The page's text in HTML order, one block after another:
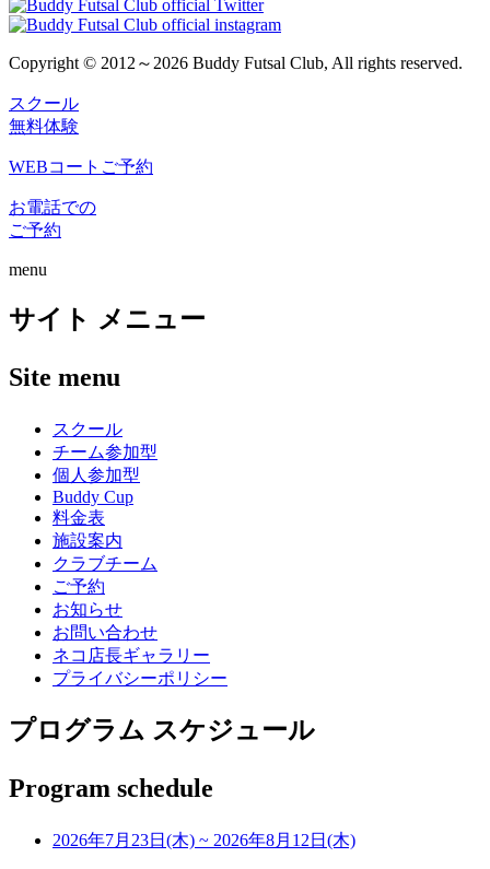
Copyright © 2012～2026 Buddy Futsal Club, All rights reserved.
スクール
無料体験
WEBコートご予約
お電話での
ご予約
menu
サイト メニュー
Site menu
スクール
チーム参加型
個人参加型
Buddy Cup
料金表
施設案内
クラブチーム
ご予約
お知らせ
お問い合わせ
ネコ店長ギャラリー
プライバシーポリシー
プログラム スケジュール
Program schedule
2026年7月23日(木) ~ 2026年8月12日(木)